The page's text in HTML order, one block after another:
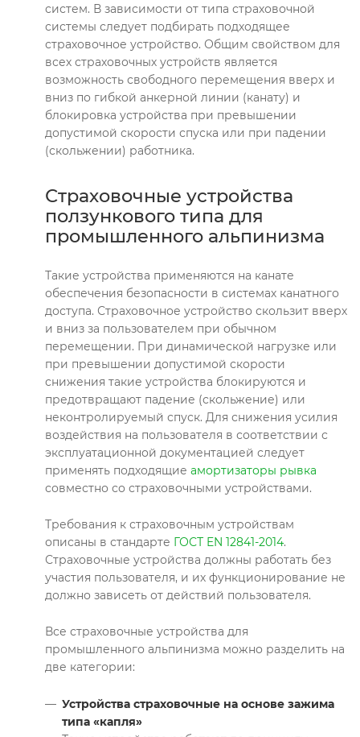
систем. В зависимости от типа страховочной
системы следует подбирать подходящее
страховочное устройство. Общим свойством для
всех страховочных устройств является
возможность свободного перемещения вверх и
вниз по гибкой анкерной линии (канату) и
блокировка устройства при превышении
допустимой скорости спуска или при падении
(скольжении) работника.
Страховочные устройства
ползункового типа для
промышленного альпинизма
Такие устройства применяются на канате
обеспечения безопасности в системах канатного
доступа. Страховочное устройство скользит вверх
и вниз за пользователем при обычном
перемещении. При динамической нагрузке или
при превышении допустимой скорости
снижения такие устройства блокируются и
предотвращают падение (скольжение) или
неконтролируемый спуск. Для снижения усилия
воздействия на пользователя в соответствии с
эксплуатационной документацией следует
применять подходящие амортизаторы рывка
совместно со страховочными устройствами.
Требования к страховочным устройствам
описаны в стандарте ГОСТ EN 12841-2014.
Страховочные устройства должны работать без
участия пользователя, и их функционирование не
должно зависеть от действий пользователя.
Все страховочные устройства для
промышленного альпинизма можно разделить на
две категории:
Устройства страховочные на основе зажима
типа «капля»